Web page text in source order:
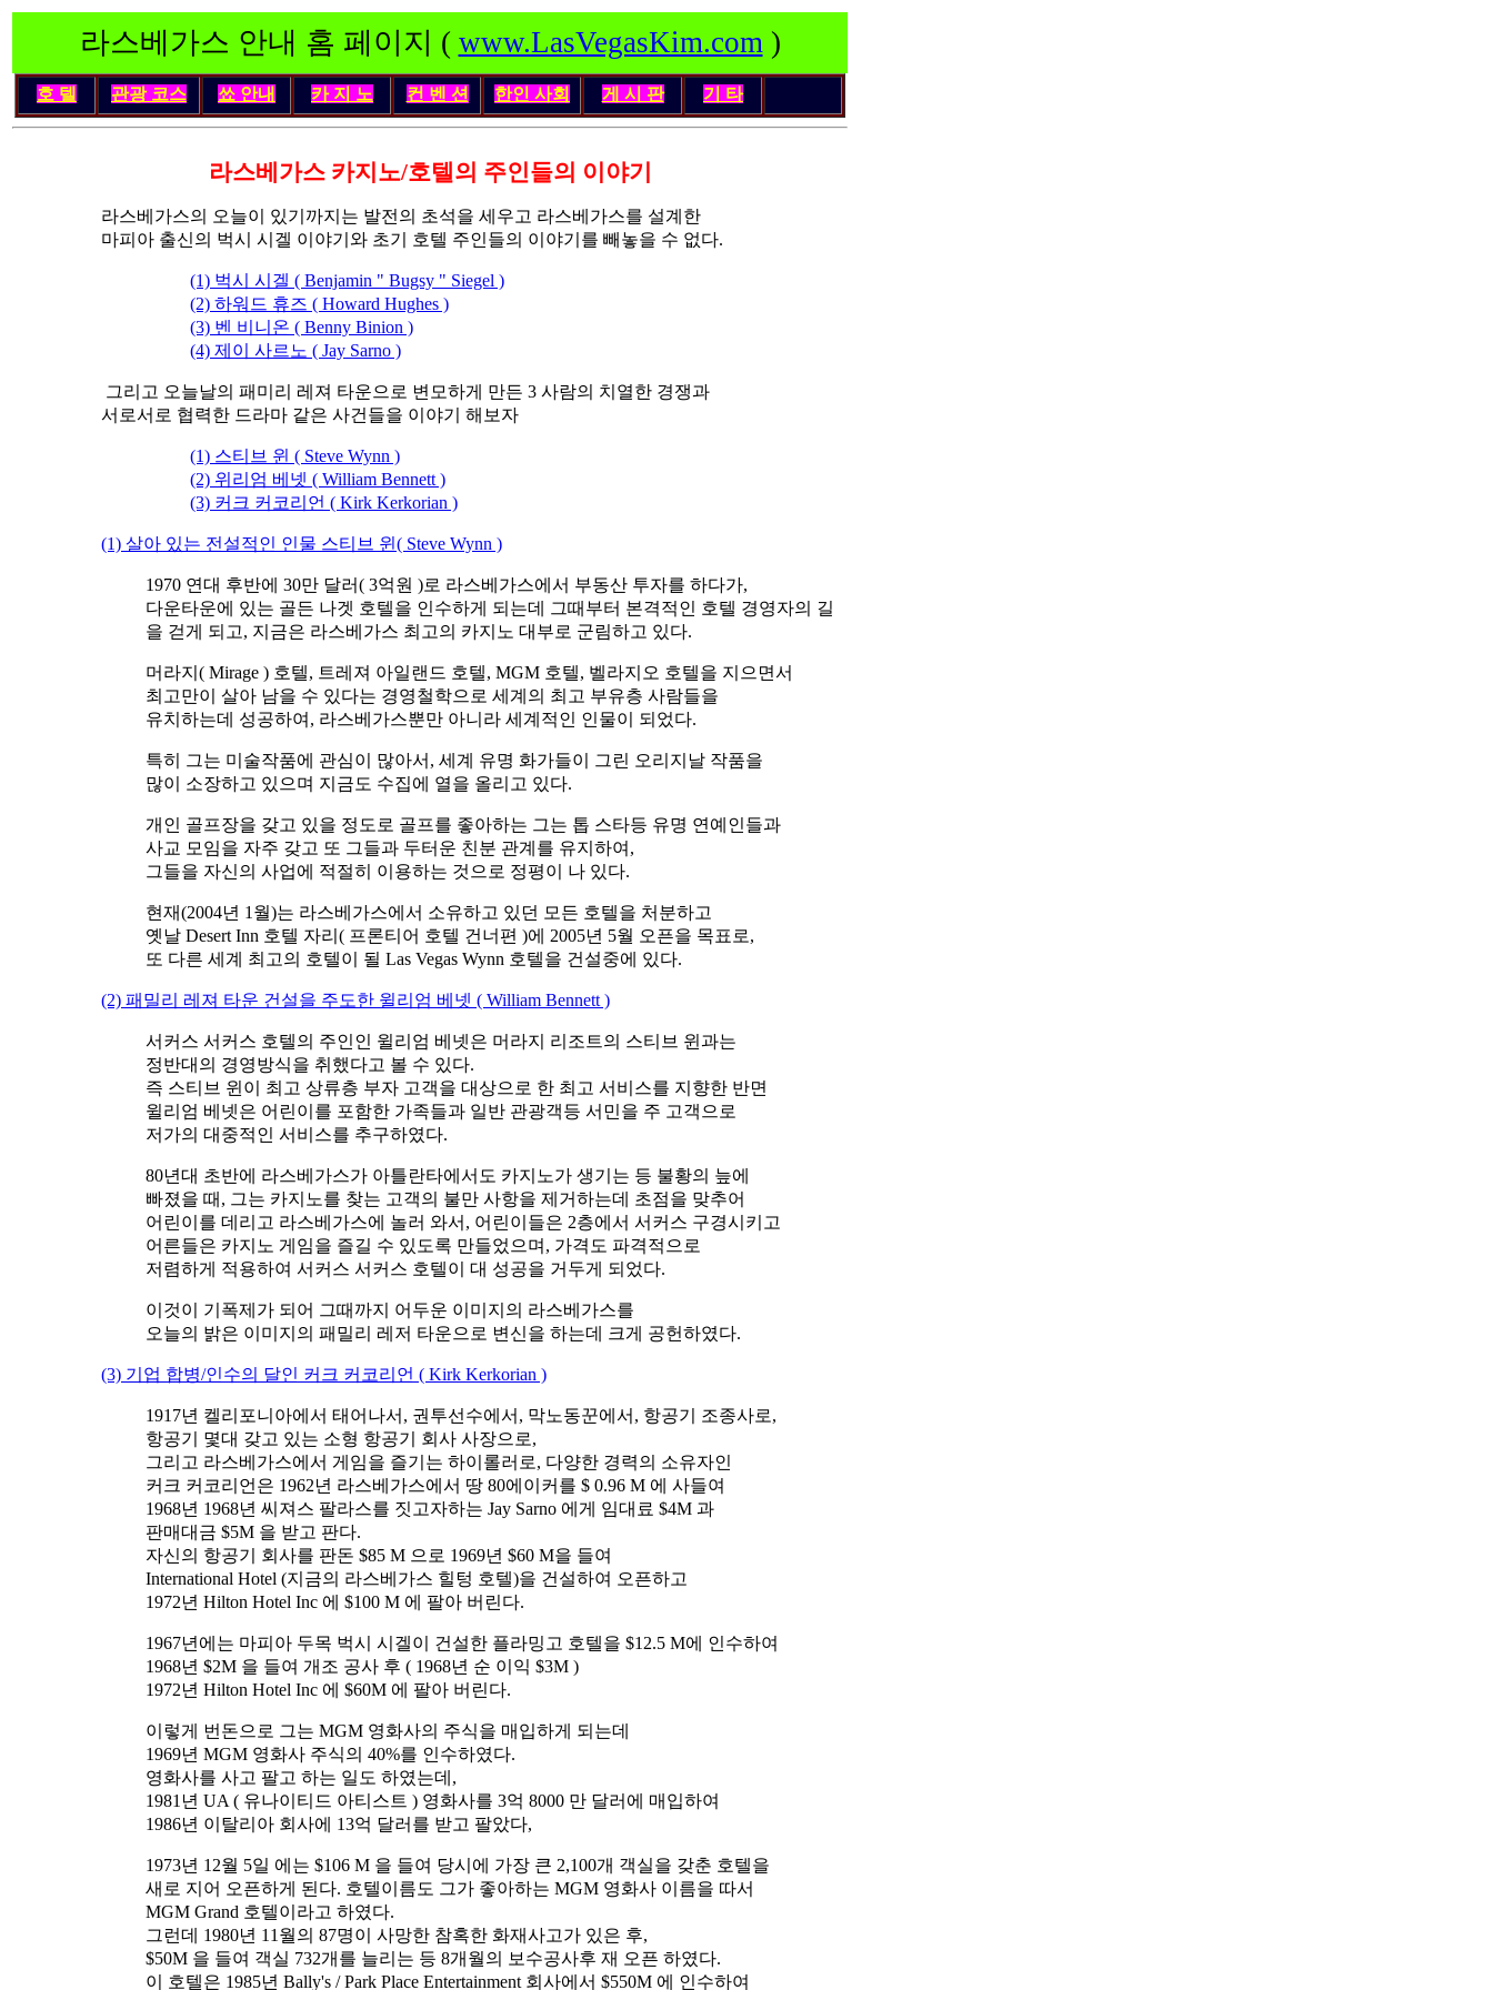
라스베가스 안내 홈 페이지 ( www.LasVegasKim.com)
호 텔 관광 코스 쑈 안내 카 지 노 컨 벤 션 한인 사회 게 시 판 기 타
라스베가스 카지노/호텔의 주인들의 이야기
라스베가스의 오늘이 있기까지는 발전의 초석을 세우고 라스베가스를 설계한
마피아 출신의 벅시 시겔 이야기와 초기 호텔 주인들의 이야기를 빼놓을 수 없다.
(1) 벅시 시겔 ( Benjamin " Bugsy " Siegel )
(2) 하워드 휴즈 ( Howard Hughes )
(3) 벤 비니온 ( Benny Binion )
(4) 제이 사르노 ( Jay Sarno )
그리고 오늘날의 패미리 레져 타운으로 변모하게 만든 3 사람의 치열한 경쟁과
서로서로 협력한 드라마 같은 사건들을 이야기 해보자
(1) 스티브 윈 ( Steve Wynn )
(2) 위리엄 베넷 ( William Bennett )
(3) 커크 커코리언 ( Kirk Kerkorian )
(1) 살아 있는 전설적인 인물 스티브 윈( Steve Wynn )
1970 연대 후반에 30만 달러( 3억원 )로 라스베가스에서 부동산 투자를 하다가,
다운타운에 있는 골든 나겟 호텔을 인수하게 되는데 그때부터 본격적인 호텔 경영자의 길
을 걷게 되고, 지금은 라스베가스 최고의 카지노 대부로 군림하고 있다.
머라지( Mirage ) 호텔, 트레져 아일랜드 호텔, MGM 호텔, 벨라지오 호텔을 지으면서
최고만이 살아 남을 수 있다는 경영철학으로 세계의 최고 부유층 사람들을
유치하는데 성공하여, 라스베가스뿐만 아니라 세계적인 인물이 되었다.
특히 그는 미술작품에 관심이 많아서, 세계 유명 화가들이 그린 오리지날 작품을
많이 소장하고 있으며 지금도 수집에 열을 올리고 있다.
개인 골프장을 갖고 있을 정도로 골프를 좋아하는 그는 톱 스타등 유명 연예인들과
사교 모임을 자주 갖고 또 그들과 두터운 친분 관계를 유지하여,
그들을 자신의 사업에 적절히 이용하는 것으로 정평이 나 있다.
현재(2004년 1월)는 라스베가스에서 소유하고 있던 모든 호텔을 처분하고
옛날 Desert Inn 호텔 자리( 프론티어 호텔 건너편 )에 2005년 5월 오픈을 목표로,
또 다른 세계 최고의 호텔이 될 Las Vegas Wynn 호텔을 건설중에 있다.
(2) 패밀리 레져 타운 건설을 주도한 윌리엄 베넷 ( William Bennett )
서커스 서커스 호텔의 주인인 윌리엄 베넷은 머라지 리조트의 스티브 윈과는
정반대의 경영방식을 취했다고 볼 수 있다.
즉 스티브 윈이 최고 상류층 부자 고객을 대상으로 한 최고 서비스를 지향한 반면
윌리엄 베넷은 어린이를 포함한 가족들과 일반 관광객등 서민을 주 고객으로
저가의 대중적인 서비스를 추구하였다.
80년대 초반에 라스베가스가 아틀란타에서도 카지노가 생기는 등 불황의 늪에
빠졌을 때, 그는 카지노를 찾는 고객의 불만 사항을 제거하는데 초점을 맞추어
어린이를 데리고 라스베가스에 놀러 와서, 어린이들은 2층에서 서커스 구경시키고
어른들은 카지노 게임을 즐길 수 있도록 만들었으며, 가격도 파격적으로
저렴하게 적용하여 서커스 서커스 호텔이 대 성공을 거두게 되었다.
이것이 기폭제가 되어 그때까지 어두운 이미지의 라스베가스를
오늘의 밝은 이미지의 패밀리 레저 타운으로 변신을 하는데 크게 공헌하였다.
(3) 기업 합병/인수의 달인 커크 커코리언 ( Kirk Kerkorian )
1917년 켈리포니아에서 태어나서, 권투선수에서, 막노동꾼에서, 항공기 조종사로,
항공기 몇대 갖고 있는 소형 항공기 회사 사장으로,
그리고 라스베가스에서 게임을 즐기는 하이롤러로, 다양한 경력의 소유자인
커크 커코리언은 1962년 라스베가스에서 땅 80에이커를 $ 0.96 M 에 사들여
1968년 1968년 씨져스 팔라스를 짓고자하는 Jay Sarno 에게 임대료 $4M 과
판매대금 $5M 을 받고 판다.
자신의 항공기 회사를 판돈 $85 M 으로 1969년 $60 M을 들여
International Hotel (지금의 라스베가스 힐텅 호텔)을 건설하여 오픈하고
1972년 Hilton Hotel Inc 에 $100 M 에 팔아 버린다.
1967년에는 마피아 두목 벅시 시겔이 건설한 플라밍고 호텔을 $12.5 M에 인수하여
1968년 $2M 을 들여 개조 공사 후 ( 1968년 순 이익 $3M )
1972년 Hilton Hotel Inc 에 $60M 에 팔아 버린다.
이렇게 번돈으로 그는 MGM 영화사의 주식을 매입하게 되는데
1969년 MGM 영화사 주식의 40%를 인수하였다.
영화사를 사고 팔고 하는 일도 하였는데,
1981년 UA ( 유나이티드 아티스트 ) 영화사를 3억 8000 만 달러에 매입하여
1986년 이탈리아 회사에 13억 달러를 받고 팔았다,
1973년 12월 5일 에는 $106 M 을 들여 당시에 가장 큰 2,100개 객실을 갖춘 호텔을
새로 지어 오픈하게 된다. 호텔이름도 그가 좋아하는 MGM 영화사 이름을 따서
MGM Grand 호텔이라고 하였다.
그런데 1980년 11월의 87명이 사망한 참혹한 화재사고가 있은 후,
$50M 을 들여 객실 732개를 늘리는 등 8개월의 보수공사후 재 오픈 하였다.
이 호텔은 1985년 Bally's / Park Place Entertainment 회사에서 $550M 에 인수하여